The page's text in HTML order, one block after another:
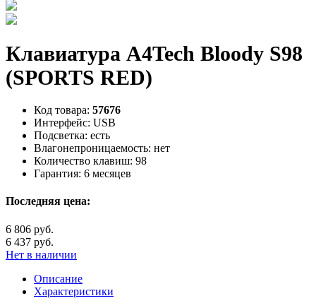
Клавиатура A4Tech Bloody S98
(SPORTS RED)
Код товара: 57676
Интерфейс: USB
Подсветка: есть
Влагонепроницаемость: нет
Количество клавиш: 98
Гарантия: 6 месяцев
Последняя цена:
6 806 руб.
6 437 руб.
Нет в наличии
Описание
Характеристики